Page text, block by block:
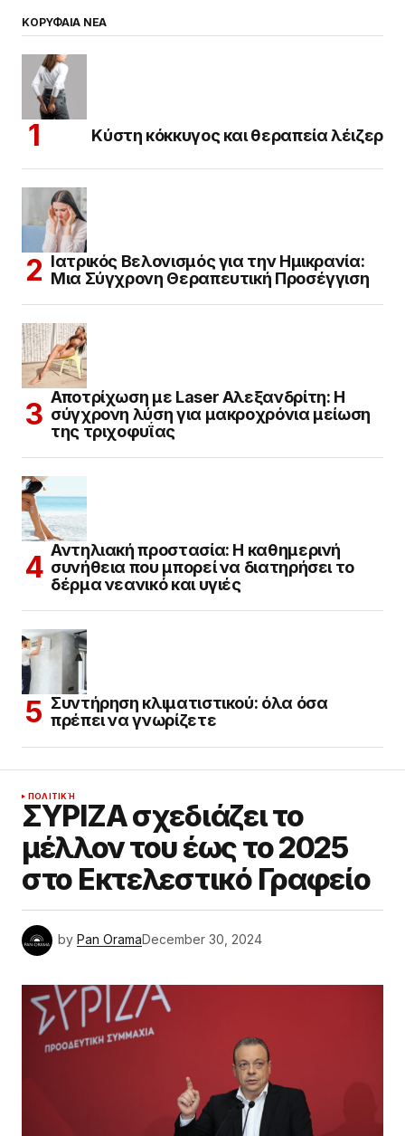
ΚΟΡΥΦΑΙΑ ΝΕΑ
Κύστη κόκκυγος και θεραπεία λέιζερ
Ιατρικός Βελονισμός για την Ημικρανία:
Μια Σύγχρονη Θεραπευτική Προσέγγιση
Αποτρίχωση με Laser Αλεξανδρίτη: Η
σύγχρονη λύση για μακροχρόνια μείωση
της τριχοφυΐας
Αντηλιακή προστασία: Η καθημερινή
συνήθεια που μπορεί να διατηρήσει το
δέρμα νεανικό και υγιές
Συντήρηση κλιματιστικού: όλα όσα
πρέπει να γνωρίζετε
ΠΟΛΙΤΙΚΉ
ΣΥΡΙΖΑ σχεδιάζει το
μέλλον του έως το 2025
στο Εκτελεστικό Γραφείο
by Pan OramaDecember 30, 2024